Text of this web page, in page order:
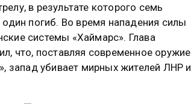
в результате которого семь
один погиб. Во время нападения силы
системы «Хаймарс». Глава
что, поставляя современное оружие
запад убивает мирных жителей ЛНР и